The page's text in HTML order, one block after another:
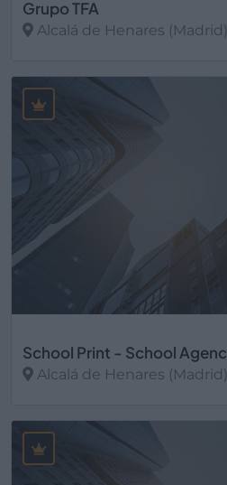
Grupo TFA
Alcalá de Henares (Madrid)
Alcalá de Henares (Madrid)